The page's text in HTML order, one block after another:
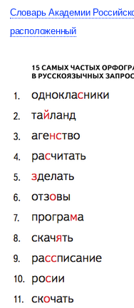
Словарь Академии
расположенный